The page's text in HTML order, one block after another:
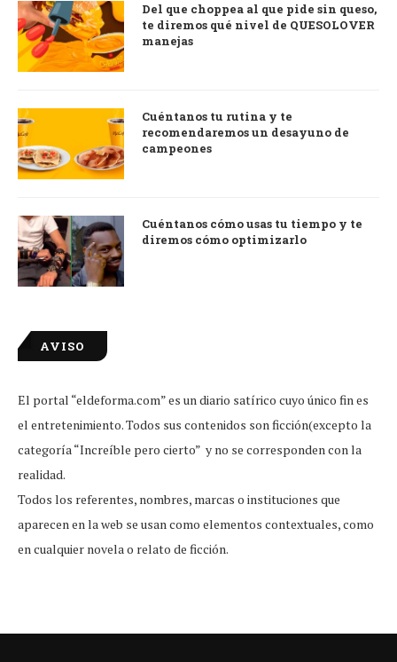
Del que choppea al que pide sin queso,
te diremos qué nivel de QUESOLOVER
manejas
Cuéntanos tu rutina y te
recomendaremos un desayuno de
campeones
Cuéntanos cómo usas tu tiempo y te
diremos cómo optimizarlo
AVISO
El portal “eldeforma.com” es un diario satírico cuyo único fin es
el entretenimiento. Todos sus contenidos son ficción(excepto la
categoría “Increíble pero cierto” y no se corresponden con la
realidad.
Todos los referentes, nombres, marcas o instituciones que
aparecen en la web se usan como elementos contextuales, como
en cualquier novela o relato de ficción.